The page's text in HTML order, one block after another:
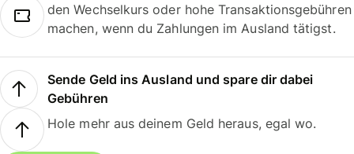
den Wechselkurs oder hohe Transaktionsgebühren
machen, wenn du Zahlungen im Ausland tätigst.
Sende Geld ins Ausland und spare dir dabei
Gebühren
Hole mehr aus deinem Geld heraus, egal wo.